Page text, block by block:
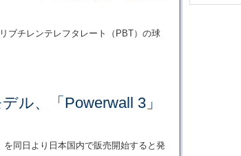
ブチレンテレフタレート（PBT）の球
ル、「Powerwall 3」
同日より日本国内で販売開始すると発